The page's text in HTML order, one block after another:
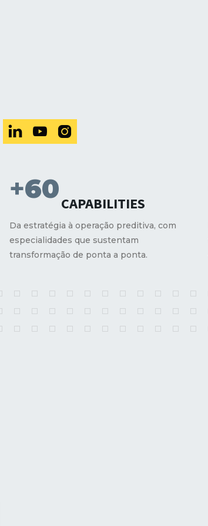
  
+60CAPABILITIES
Da estratégia à operação preditiva, com
especialidades que sustentam
transformação de ponta a ponta.